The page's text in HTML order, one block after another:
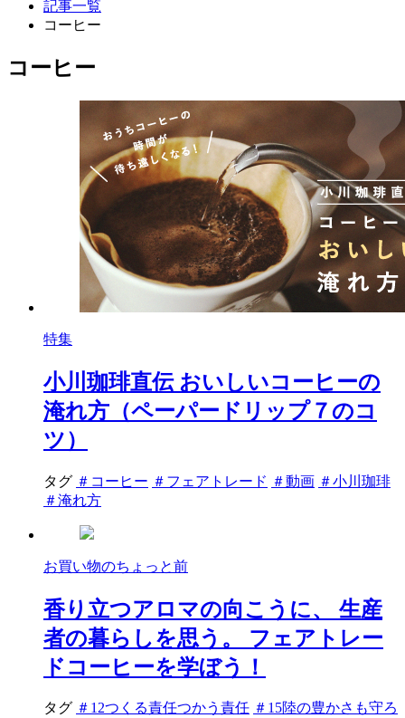
記事一覧
コーヒー
コーヒー
特集
小川珈琲直伝 おいしいコーヒーの
淹れ方（ペーパードリップ７のコ
ツ）
タグ ＃コーヒー ＃フェアトレード ＃動画 ＃小川珈琲
＃淹れ方
お買い物のちょっと前
香り立つアロマの向こうに、 生産
者の暮らしを思う。 フェアトレー
ドコーヒーを学ぼう！
タグ ＃12つくる責任つかう責任 ＃15陸の豊かさも守ろ